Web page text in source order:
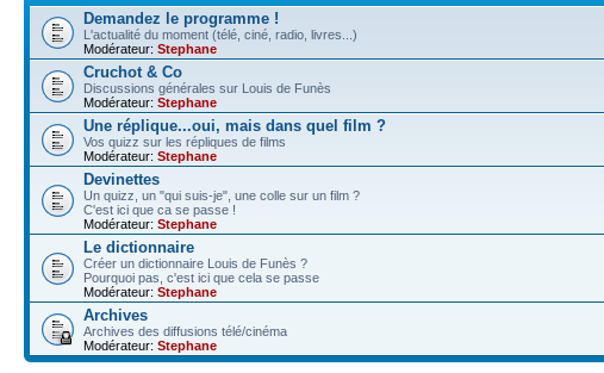
Demandez le programme !
L'actualité du moment (télé, ciné, radio, livres...)
Modérateur: Stephane
Cruchot & Co
Discussions générales sur Louis de Funès
Modérateur: Stephane
Une réplique...oui, mais dans quel film ?
Vos quizz sur les répliques de films
Modérateur: Stephane
Devinettes
Un quizz, un "qui suis-je", une colle sur un film ?
C'est ici que ca se passe !
Modérateur: Stephane
Le dictionnaire
Créer un dictionnaire Louis de Funès ?
Pourquoi pas, c'est ici que cela se passe
Modérateur: Stephane
Archives
Archives des diffusions télé/cinéma
Modérateur: Stephane